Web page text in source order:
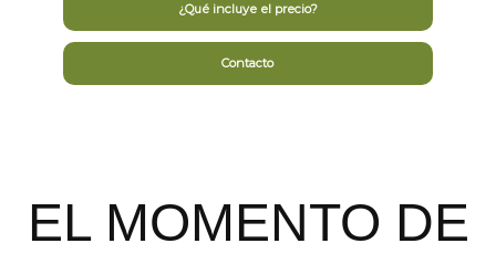
¿Qué incluye el precio?
Contacto
EL MOMENTO DE